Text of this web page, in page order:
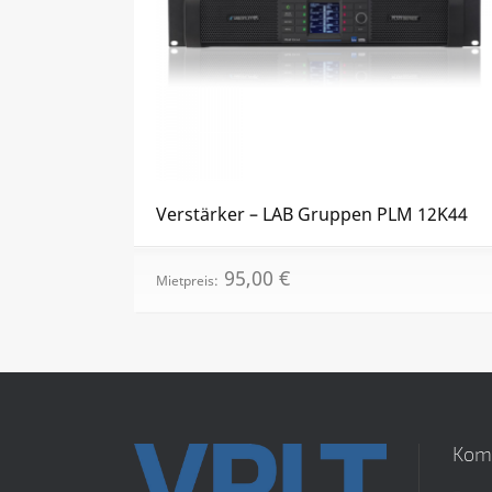
Verstärker – LAB Gruppen PLM 12K44
Mietpreis: 95,00 €